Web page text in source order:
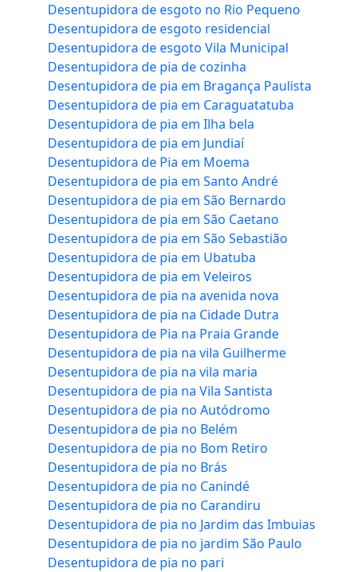
Desentupidora de esgoto no Rio Pequeno
Desentupidora de esgoto residencial
Desentupidora de esgoto Vila Municipal
Desentupidora de pia de cozinha
Desentupidora de pia em Bragança Paulista
Desentupidora de pia em Caraguatatuba
Desentupidora de pia em Ilha bela
Desentupidora de pia em Jundiaí
Desentupidora de Pia em Moema
Desentupidora de pia em Santo André
Desentupidora de pia em São Bernardo
Desentupidora de pia em São Caetano
Desentupidora de pia em São Sebastião
Desentupidora de pia em Ubatuba
Desentupidora de pia em Veleiros
Desentupidora de pia na avenida nova
Desentupidora de pia na Cidade Dutra
Desentupidora de Pia na Praia Grande
Desentupidora de pia na vila Guilherme
Desentupidora de pia na vila maria
Desentupidora de pia na Vila Santista
Desentupidora de pia no Autódromo
Desentupidora de pia no Belém
Desentupidora de pia no Bom Retiro
Desentupidora de pia no Brás
Desentupidora de pia no Canindé
Desentupidora de pia no Carandiru
Desentupidora de pia no Jardim das Imbuias
Desentupidora de pia no jardim São Paulo
Desentupidora de pia no pari